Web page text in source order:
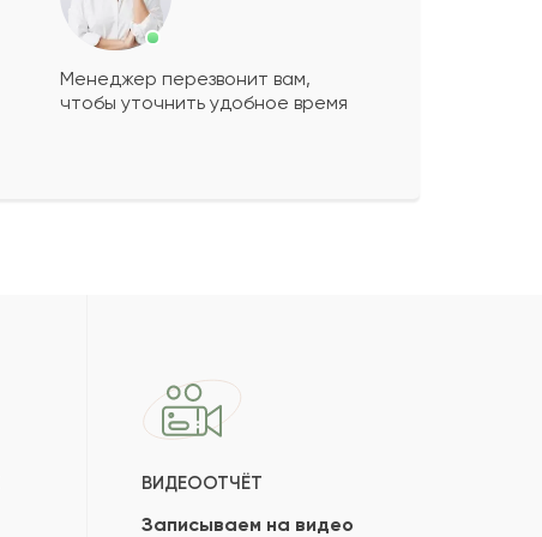
Менеджер перезвонит вам,
чтобы уточнить удобное время
ВИДЕООТЧЁТ
Записываем на видео